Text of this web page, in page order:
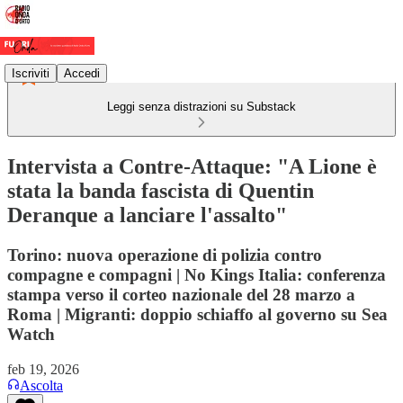
Iscriviti Accedi
Leggi senza distrazioni su Substack
Intervista a Contre-Attaque: "A Lione è
stata la banda fascista di Quentin
Deranque a lanciare l'assalto"
Torino: nuova operazione di polizia contro
compagne e compagni | No Kings Italia: conferenza
stampa verso il corteo nazionale del 28 marzo a
Roma | Migranti: doppio schiaffo al governo su Sea
Watch
feb 19, 2026
Ascolta